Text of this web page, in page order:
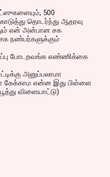
500
தொடர்ந்து ஆதரவு
என் அன்பான சக
நண்பர்களுக்கும்
போடறவங்க எண்ணிக்கை
அனுப்பலாமா
கேக்காம என்ன இது பிள்ளை
விளையாட்டு)